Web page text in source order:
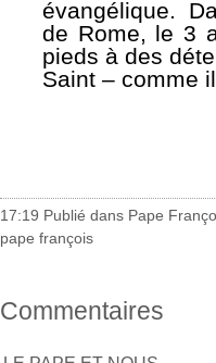
évangélique.
de Rome, le 3
pieds à des
Saint – comme
17:19 Publié dans Pape
pape françois
Commentaires